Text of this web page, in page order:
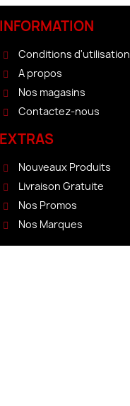
INFORMATION
Conditions d'utilisation
A propos
Nos magasins
Contactez-nous
EXTRAS
Nouveaux Produits
Livraison Gratuite
Nos Promos
Nos Marques